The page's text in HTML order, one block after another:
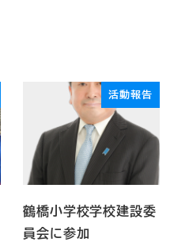
活動報告
鶴橋小学校学校建設委
員会に参加